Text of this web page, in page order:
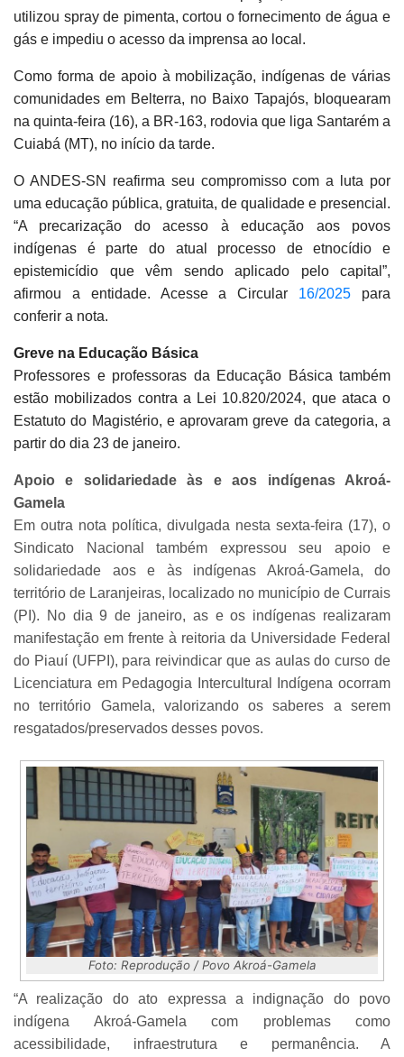
utilizou spray de pimenta, cortou o fornecimento de água e
gás e impediu o acesso da imprensa ao local.
Como forma de apoio à mobilização, indígenas de várias
comunidades em Belterra, no Baixo Tapajós, bloquearam
na quinta-feira (16), a BR-163, rodovia que liga Santarém a
Cuiabá (MT), no início da tarde.
O ANDES-SN reafirma seu compromisso com a luta por
uma educação pública, gratuita, de qualidade e presencial.
“A precarização do acesso à educação aos povos
indígenas é parte do atual processo de etnocídio e
epistemicídio que vêm sendo aplicado pelo capital”,
afirmou a entidade. Acesse a Circular 16/2025 para
conferir a nota.
Greve na Educação Básica
Professores e professoras da Educação Básica também
estão mobilizados contra a Lei 10.820/2024, que ataca o
Estatuto do Magistério, e aprovaram greve da categoria, a
partir do dia 23 de janeiro.
Apoio e solidariedade às e aos indígenas Akroá-
Gamela
Em outra nota política, divulgada nesta sexta-feira (17), o
Sindicato Nacional também expressou seu apoio e
solidariedade aos e às indígenas Akroá-Gamela,
do
território de Laranjeiras, localizado no município de Currais
(PI). No dia 9 de janeiro, as e os indígenas realizaram
manifestação em frente à reitoria da Universidade Federal
do Piauí (UFPI), para reivindicar que as aulas do curso de
Licenciatura em Pedagogia Intercultural Indígena ocorram
no território Gamela, valorizando os saberes a serem
resgatados/preservados desses povos.
Foto: Reprodução / Povo Akroá-Gamela
“A realização do ato expressa a indignação do povo
indígena Akroá-Gamela com problemas como
acessibilidade, infraestrutura e permanência. A